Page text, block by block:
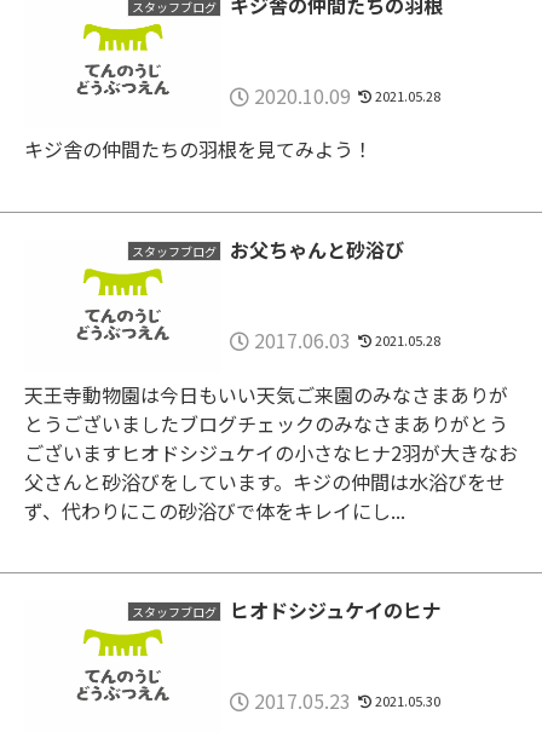
スタッフブログ
2020.10.09 2021.05.28
キジ舎の仲間たちの羽根を見てみよう！
スタッフブログ お父ちゃんと砂浴び
2017.06.03 2021.05.28
天王寺動物園は今日もいい天気ご来園のみなさまありが
とうございましたブログチェックのみなさまありがとう
ございますヒオドシジュケイの小さなヒナ2羽が大きなお
父さんと砂浴びをしています。キジの仲間は水浴びをせ
ず、代わりにこの砂浴びで体をキレイにし...
スタッフブログ ヒオドシジュケイのヒナ
2017.05.23 2021.05.30